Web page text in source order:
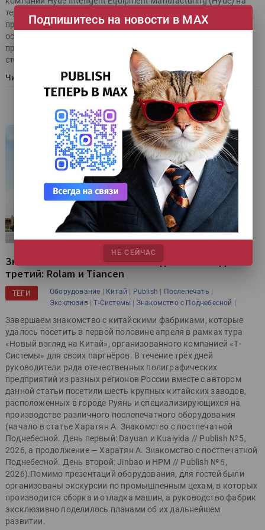
территории России, стран СНГ и Грузии. О том, какой путь
привёл Hyde к такому решению и почему российский рынок
остаётся одним из самых привлекательных для китайского
производителя, нам удалось выяснить в рамках Printech на
стенде B2print в беседе с основателем Hyde Дэннисом Ву.
Читать далее
Знакомство с постпечатной Поднебесной. День
третий: Rolam и Tiancen
ТЕГИ Оборудование | Китай | Publish | Послепечать |
Эксклюзив |Т-Системы | Знакомство с Поднебесной |
Завершаем знакомство с китайскими фабриками, которые
удалось посетить в первой половине апреля в рамках тура
«Новый взгляд на Китай», организованного компанией «Т-
Системы» для своих партнёров. В течение трёх дней
руководители ряда отечественных полиграфических
предприятий из разных регионов России вместе с автором
данной статьи посетили шесть крупных китайских заводов,
расположенных в городе Руянь и специализирующихся на
производстве различного послепечатного оборудования
(начало в статье Харатян А. Знакомство с постпечатной
Поднебесной. День первый: Dayuan и Kuaiyida // Publish № 5,
2026, а продолжение — Харатян А. Знакомство с постпечатной
Поднебесной. День второй: Jinbao и HPM // Publish № 6,
2026).Помимо презентаций оборудования, для гостей были
организованы экскурсии по промышленным цехам, в которых
производится сборка и отладка машин, а руководство фабрик
эксклюзивно поделилось планами об их дальнейшем
развитии.
Подпишитесь на новости в МАХ
НЕ СЕЙЧАС